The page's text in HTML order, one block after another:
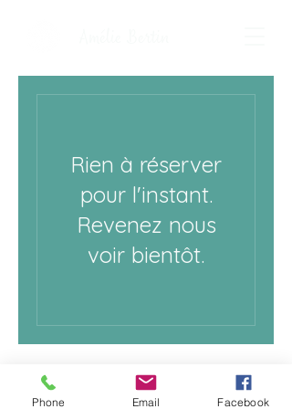
Rien à réserver
pour l'instant.
Revenez nous
voir bientôt.
ab.psychologue@yahoo.com
Phone Email Facebook